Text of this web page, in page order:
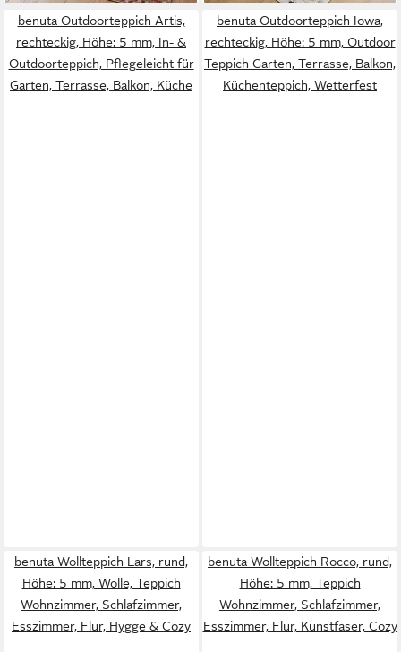
benuta Outdoorteppich Artis,
rechteckig, Höhe: 5 mm, In- &
Outdoorteppich, Pflegeleicht für
Garten, Terrasse, Balkon, Küche
benuta Outdoorteppich Iowa,
rechteckig, Höhe: 5 mm, Outdoor
Teppich Garten, Terrasse, Balkon,
Küchenteppich, Wetterfest
benuta Wollteppich Lars, rund,
Höhe: 5 mm, Wolle, Teppich
Wohnzimmer, Schlafzimmer,
Esszimmer, Flur, Hygge & Cozy
benuta Wollteppich Rocco, rund,
Höhe: 5 mm, Teppich
Wohnzimmer, Schlafzimmer,
Esszimmer, Flur, Kunstfaser, Cozy